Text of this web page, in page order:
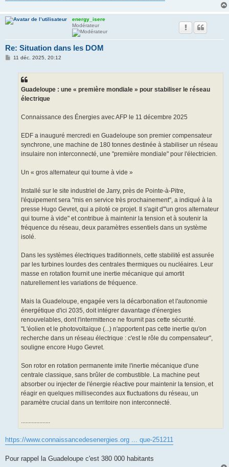
energy_isere
Modérateur
Re: Situation dans les DOM
M11 déc. 2025, 20:12
Guadeloupe : une « première mondiale » pour stabiliser le réseau
électrique
Connaissance des Énergies avec AFP le 11 décembre 2025
EDF a inauguré mercredi en Guadeloupe son premier compensateur
synchrone, une machine de 180 tonnes destinée à stabiliser un réseau
insulaire non interconnecté, une "première mondiale" pour l'électricien.
Un « gros alternateur qui tourne à vide »
Installé sur le site industriel de Jarry, près de Pointe-à-Pitre,
l'équipement sera "mis en service très prochainement", a indiqué à la
presse Hugo Gevret, qui a piloté ce projet. Il s'agit d'"un gros alternateur
qui tourne à vide" et contribue à maintenir la tension et à soutenir la
fréquence du réseau, deux paramètres essentiels dans un système
isolé.
Dans les systèmes électriques traditionnels, cette stabilité est assurée
par les turbines lourdes des centrales thermiques ou nucléaires. Leur
masse en rotation fournit une inertie mécanique qui amortit
naturellement les variations de fréquence.
Mais la Guadeloupe, engagée vers la décarbonation et l'autonomie
énergétique d'ici 2035, doit intégrer davantage d'énergies
renouvelables, dont l'intermittence ne fournit pas cette sécurité.
"L'éolien et le photovoltaïque (...) n'apportent pas cette inertie qu'on
recherche dans un réseau électrique : c'est le rôle du compensateur",
souligne encore Hugo Gevret.
Son rotor en rotation permanente imite l'inertie mécanique d'une
centrale classique, sans brûler de combustible. La machine peut
absorber ou injecter de l'énergie réactive pour maintenir la tension, et
réagir en quelques millisecondes aux fluctuations du réseau, un
paramètre crucial dans un territoire non interconnecté.
...................
https://www.connaissancedesenergies.org ... que-251211
Pour rappel la Guadeloupe c'est 380 000 habitants